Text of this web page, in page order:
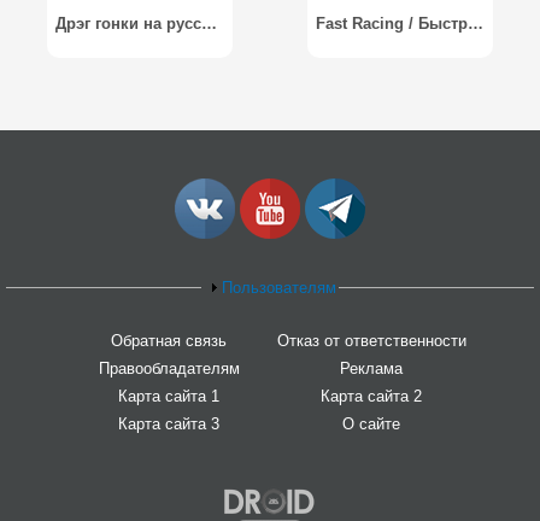
Дрэг гонки на русских машинах / Drag race for Russian cars 3D Fast Racing / Быстрые гонки
Пользователям
Обратная связь
Отказ от ответственности
Правообладателям
Реклама
Карта сайта 1
Карта сайта 2
Карта сайта 3
О сайте